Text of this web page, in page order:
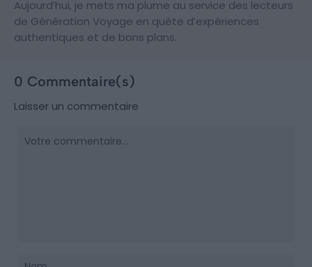
Aujourd’hui, je mets ma plume au service des lecteurs
de Génération Voyage en quête d’expériences
authentiques et de bons plans.
0 Commentaire(s)
Laisser un commentaire